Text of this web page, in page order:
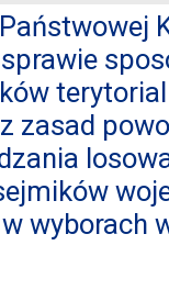
zasad
wyborach